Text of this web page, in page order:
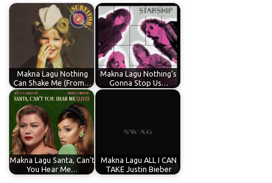
Makna Lagu Nothing
Can Shake Me (From…
Makna Lagu Nothing's
Gonna Stop Us…
Makna Lagu Santa, Can’t
You Hear Me…
Makna Lagu ALL I CAN
TAKE Justin Bieber